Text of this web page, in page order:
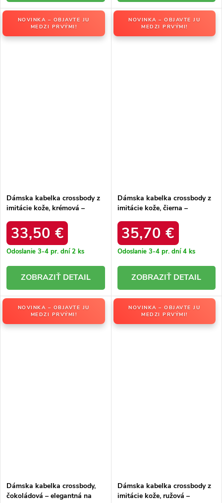
NOVINKA – OBJAVTE JU
MEDZI PRVÝMI!
Dámska kabelka crossbody z
imitácie kože, krémová –
/ F9945 ECRU
33,50 €
Odoslanie 3-4 pr. dní2 ks
DETAIL
NOVINKA – OBJAVTE JU
MEDZI PRVÝMI!
Dámska kabelka crossbody z
imitácie kože, čierna –
/ F9948 NOIR
35,70 €
Odoslanie 3-4 pr. dní4 ks
DETAIL
NOVINKA – OBJAVTE JU
MEDZI PRVÝMI!
Dámska kabelka crossbody,
čokoládová – elegantná na
NOVINKA – OBJAVTE JU
MEDZI PRVÝMI!
Dámska kabelka crossbody z
imitácie kože, ružová –